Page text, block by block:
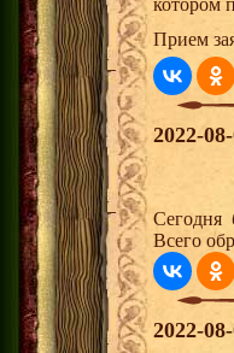
котором
Прием
2022-
Сегодня
Всего
2022-